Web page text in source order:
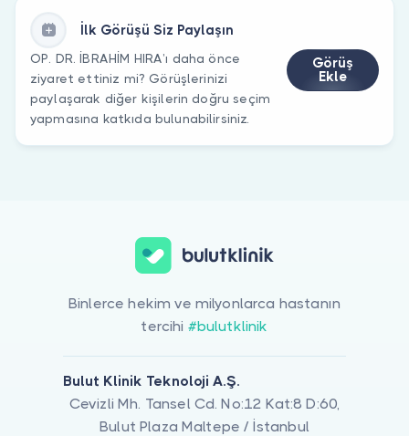
İlk Görüşü Siz Paylaşın
OP. DR. İBRAHİM HIRA’ı daha önce
ziyaret ettiniz mi? Görüşlerinizi
paylaşarak diğer kişilerin doğru seçim
yapmasına katkıda bulunabilirsiniz.
Görüş
Ekle
Binlerce hekim ve milyonlarca hastanın
tercihi #bulutklinik
Bulut Klinik Teknoloji A.Ş.
Cevizli Mh. Tansel Cd. No:12 Kat:8 D:60,
Bulut Plaza Maltepe / İstanbul